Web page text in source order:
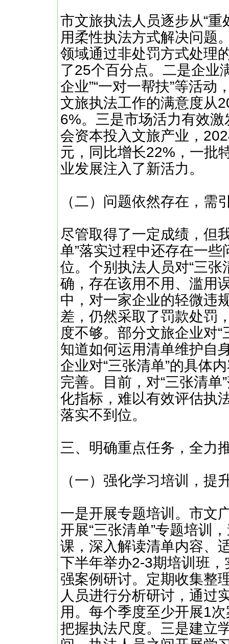
市文旅执法人员逐步从“重
用柔性执法方式解决问题
领域通过非处罚方式处理
了25个百分点。二是企业
企业”“一对一帮扶”等活
文旅执法工作的满意度从
6%。三是市场活力有效
会资本投入文旅产业，
元，同比增长22%，一批
业发展注入了新活力。
（二）问题依然存在，需
尽管取得了一定成绩，但
单”落实过程中还存在一
位。个别执法人员对“三
确，存在该用不用、滥用
中，对一家企业的轻微违
差，仍然采取了罚款处罚
度不够。部分文旅企业对
知道如何运用清单维护自
企业对“三张清单”的具体
完善。目前，对“三张清
化指标，难以有效评估执
落实不到位。
三、明确重点任务，全力
（一）强化学习培训，提
一是开展专题培训。市文
开展“三张清单”专题培训
课，深入解读清单内容、
下半年举办2-3期培训班
强案例研讨。定期收集整
人员进行分析研讨，通过
用。每个季度至少开展1
把握执法尺度。三是建立